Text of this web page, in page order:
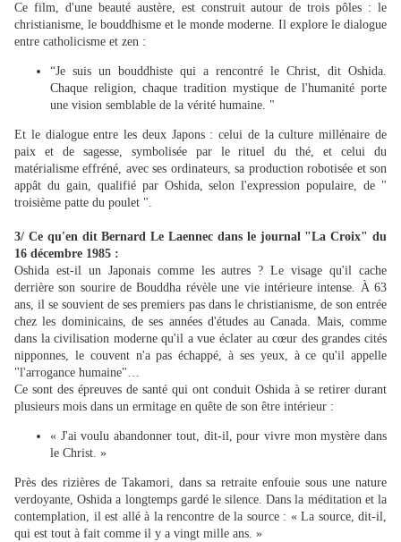
Ce film, d'une beauté austère, est construit autour de trois pôles : le
christianisme, le bouddhisme et le monde moderne. Il explore le dialogue
entre catholicisme et zen :
“Je suis un bouddhiste qui a rencontré le Christ, dit Oshida.
Chaque religion, chaque tradition mystique de l'humanité porte
une vision semblable de la vérité humaine. "
Et le dialogue entre les deux Japons : celui de la culture millénaire de
paix et de sagesse, symbolisée par le rituel du thé, et celui du
matérialisme effréné, avec ses ordinateurs, sa production robotisée et son
appât du gain, qualifié par Oshida, selon l'expression populaire, de "
troisième patte du poulet ".
3/ Ce qu'en dit Bernard Le Laennec dans le journal "La Croix" du
16 décembre 1985 :
Oshida est-il un Japonais comme les autres ? Le visage qu'il cache
derrière son sourire de Bouddha révèle une vie intérieure intense. À 63
ans, il se souvient de ses premiers pas dans le christianisme, de son entrée
chez les dominicains, de ses années d'études au Canada. Mais, comme
dans la civilisation moderne qu'il a vue éclater au cœur des grandes cités
nipponnes, le couvent n'a pas échappé, à ses yeux, à ce qu'il appelle
"l'arrogance humaine"…
Ce sont des épreuves de santé qui ont conduit Oshida à se retirer durant
plusieurs mois dans un ermitage en quête de son être intérieur :
« J'ai voulu abandonner tout, dit-il, pour vivre mon mystère dans
le Christ. »
Près des rizières de Takamori, dans sa retraite enfouie sous une nature
verdoyante, Oshida a longtemps gardé le silence. Dans la méditation et la
contemplation, il est allé à la rencontre de la source : « La source, dit-il,
qui est tout à fait comme il y a vingt mille ans. »